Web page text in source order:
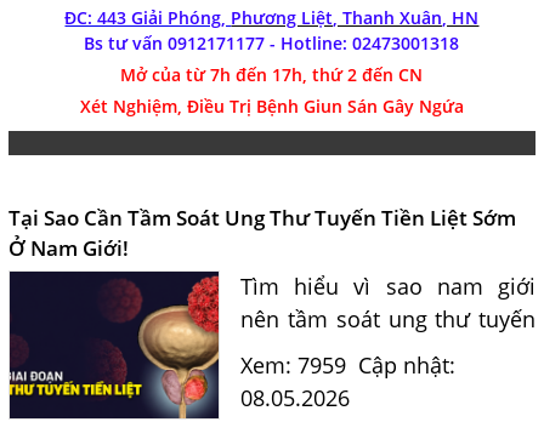
ĐC: 443 Giải Phóng, Phương Liệt, Thanh Xuân, HN
Bs tư vấn 0912171177 - Hotline:02473001318
Mở của từ 7h đến 17h, thứ 2 đến CN
Xét Nghiệm, Điều Trị Bệnh Giun Sán Gây Ngứa
Tại Sao Cần Tầm Soát Ung Thư Tuyến Tiền Liệt Sớm
Ở Nam Giới!
Tìm hiểu vì sao nam giới
nên tầm soát ung thư tuyến
tiền liệt sớm, dấu hiệu nhận
biết, độ tuổi cần kiểm tra và
Xem: 7959 Cập nhật:
08.05.2026